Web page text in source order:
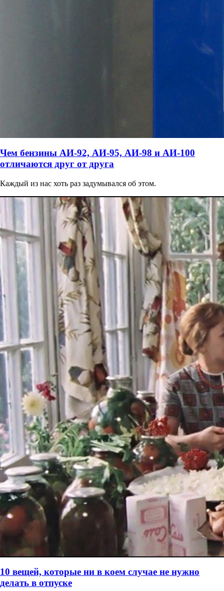
Чем бензины АИ-92, АИ-95, АИ-98 и АИ-100
отличаются друг от друга
Каждый из нас хоть раз задумывался об этом.
10 вещей, которые ни в коем случае не нужно
делать в отпуске